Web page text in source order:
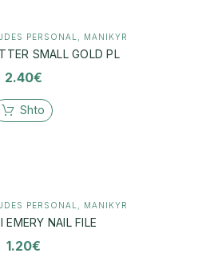
PERSONAL MANIKYR
SMALL GOLD PL
2.40€
Shto
PERSONAL MANIKYR
EMERY NAIL FILE
1.20€